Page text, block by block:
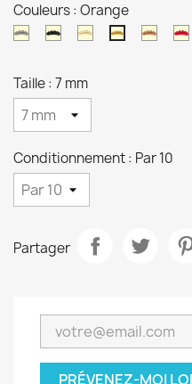
Couleurs : Orange
NaturelNoir Or OrangeCuivre
Taille : 7 mm
Conditionnement : Par 10
Partager
PRÉVENEZ-MOI